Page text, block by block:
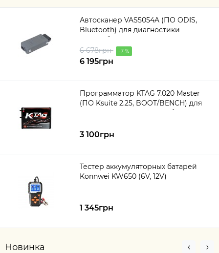
Автосканер VAS5054A (ПО ODIS,
Bluetooth) для диагностики
автомобилей VAG-группы
6 678грн
-7 %
6 195грн
Программатор KTAG 7.020 Master
(ПО Ksuite 2.25, BOOT/BENCH) для
чип-тюнинга ECU автомобилей
3 100грн
Тестер аккумуляторных батарей
Konnwei KW650 (6V, 12V)
1 345грн
Новинка